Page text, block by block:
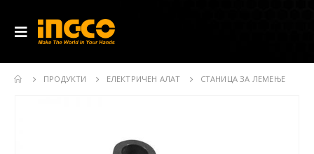
ПРОДУКТИ ЕЛЕКТРИЧЕН АЛАТ СТАНИЦА ЗА ЛЕМЕЊЕ